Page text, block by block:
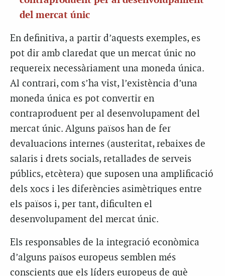
del mercat únic
En definitiva, a partir d’aquests exemples, es
pot dir amb claredat que un mercat únic no
requereix necessàriament una moneda única.
Al contrari, com s’ha vist, l’existència d’una
moneda única es pot convertir en
contraproduent per al desenvolupament del
mercat únic. Alguns països han de fer
devaluacions internes (austeritat, rebaixes de
salaris i drets socials, retallades de serveis
públics, etcètera) que suposen una amplificació
dels xocs i les diferències asimètriques entre
els països i, per tant, dificulten el
desenvolupament del mercat únic.
Els responsables de la integració econòmica
d’alguns països europeus semblen més
conscients que els líders europeus de què